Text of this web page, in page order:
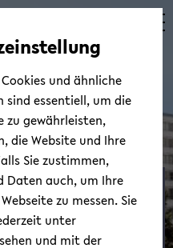
3. OWL MK
und ähnliche
sind essentiell, um die
zu gewährleisten,
die Website und Ihre
Sie zustimmen,
Daten auch, um Ihre
zu messen. Sie
unter
und mit der